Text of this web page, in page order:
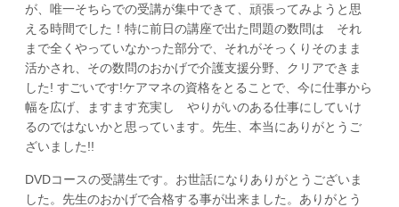
が、唯一そちらでの受講が集中できて、頑張ってみようと思
える時間でした！特に前日の講座で出た問題の数問は それ
まで全くやっていなかった部分で、それがそっくりそのまま
活かされ、その数問のおかげで介護支援分野、クリアできま
した! すごいです!ケアマネの資格をとることで、今に仕事から
幅を広げ、ますます充実し やりがいのある仕事にしていけ
るのではないかと思っています。先生、本当にありがとうご
ざいました!!
DVDコースの受講生です。お世話になりありがとうございま
した。先生のおかげで合格する事が出来ました。ありがとう